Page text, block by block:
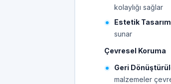
kolaylığı sağlar
Estetik Tasarım
sunar
Çevresel Koruma
Geri
malzemeler